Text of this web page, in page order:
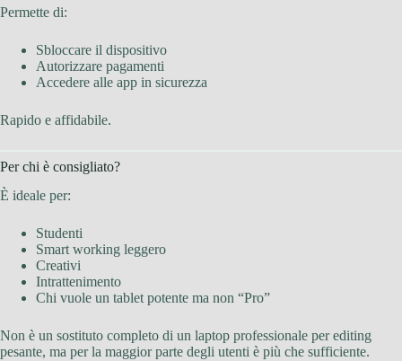
Permette di:
Sbloccare il dispositivo
Autorizzare pagamenti
Accedere alle app in sicurezza
Rapido e affidabile.
Per chi è consigliato?
È ideale per:
Studenti
Smart working leggero
Creativi
Intrattenimento
Chi vuole un tablet potente ma non “Pro”
Non è un sostituto completo di un laptop professionale per editing
pesante, ma per la maggior parte degli utenti è più che sufficiente.